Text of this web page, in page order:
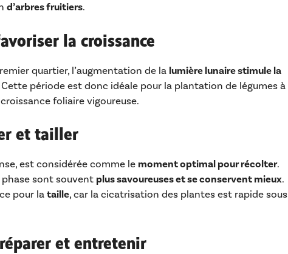
d’arbres fruitiers.
la croissance
quartier, l’augmentation de la lumière lunaire stimule la
Cette période est donc idéale pour la plantation de légumes à
foliaire vigoureuse.
et tailler
est considérée comme le moment optimal pour récolter.
sont souvent plus savoureuses et se conservent mieux.
pour lataille, car la cicatrisation des plantes est rapide sous
et entretenir